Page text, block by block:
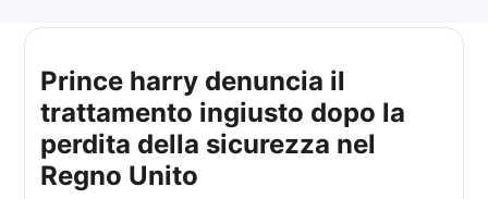
Prince harry denuncia il
trattamento ingiusto dopo la
perdita della sicurezza nel
Regno Unito